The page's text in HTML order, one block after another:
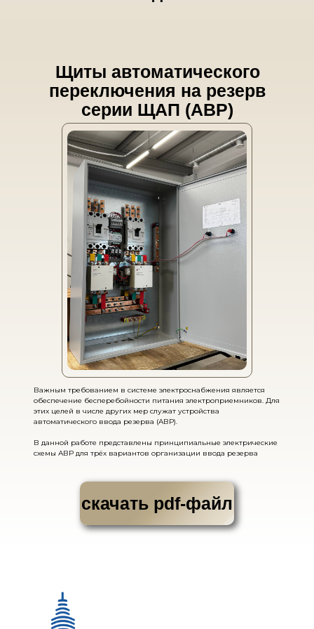
Щиты автоматического
переключения на резерв
серии ЩАП (АВР)
скачать pdf-файл
Важным требованием в системе электроснабжения является
обеспечение бесперебойности питания электроприемников. Для
этих целей в числе других мер служат устройства
автоматического ввода резерва (АВР).
В данной работе представлены принципиальные электрические
схемы АВР для трёх вариантов организации ввода резерва